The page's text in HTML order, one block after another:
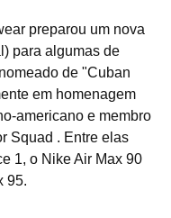
para algumas de
de "Cuban
em homenagem
americano e membro
Squad . Entre elas
1, o Nike Air Max 90
95.